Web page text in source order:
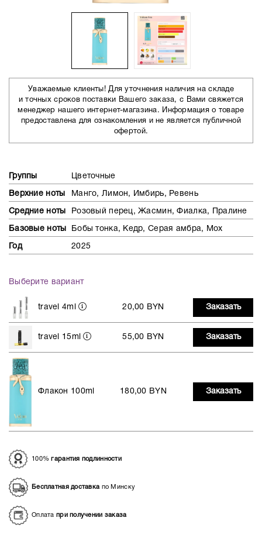
Уважаемые клиенты! Для уточнения наличия на складе
и точных сроков поставки Вашего заказа, с Вами свяжется
менеджер нашего интернет-магазина. Информация о товаре
предоставлена для ознакомления и не является публичной
офертой.
Группы Цветочные
Верхние ноты Манго, Лимон, Имбирь, Ревень
Средние ноты Розовый перец, Жасмин, Фиалка, Пралине
Базовые ноты Бобы тонка, Кедр, Серая амбра, Мох
Год 2025
Выберите вариант
travel 4ml 20,00 BYN Заказать
travel 15ml 55,00 BYN Заказать
Флакон 100ml 180,00 BYN Заказать
100%гарантия подлинности
Бесплатная доставкапо Минску
Оплата при получении заказа